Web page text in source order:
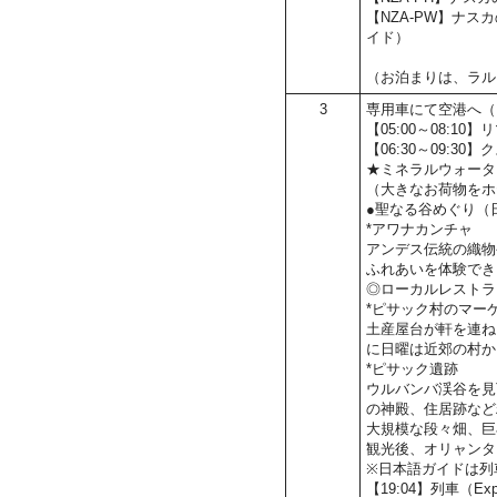
【NZA-PW】ナス
イド）
（お泊まりは、ラ
3
専用車にて空港へ
【05:00～08:10】
【06:30～09:30】
★ミネラルウォー
（大きなお荷物を
●聖なる谷めぐり（
*アワナカンチャ
アンデス伝統の織
ふれあいを体験で
◎ローカルレスト
*ピサック村のマー
土産屋台が軒を連
に日曜は近郊の村
*ピサック遺跡
ウルバンバ渓谷を
の神殿、住居跡な
大規模な段々畑、
観光後、オリャン
※日本語ガイドは列
【19:04】列車（